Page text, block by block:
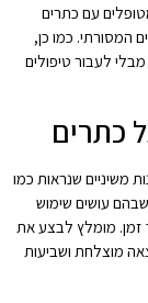
עם כתרים
המסורתי. כמו כן,
מבלי לעבור טיפולים
כתרים
משיניים שנראות כמו
עושים שימוש
זמן. מומלץ לבצע את
מוצלחת ושביעות